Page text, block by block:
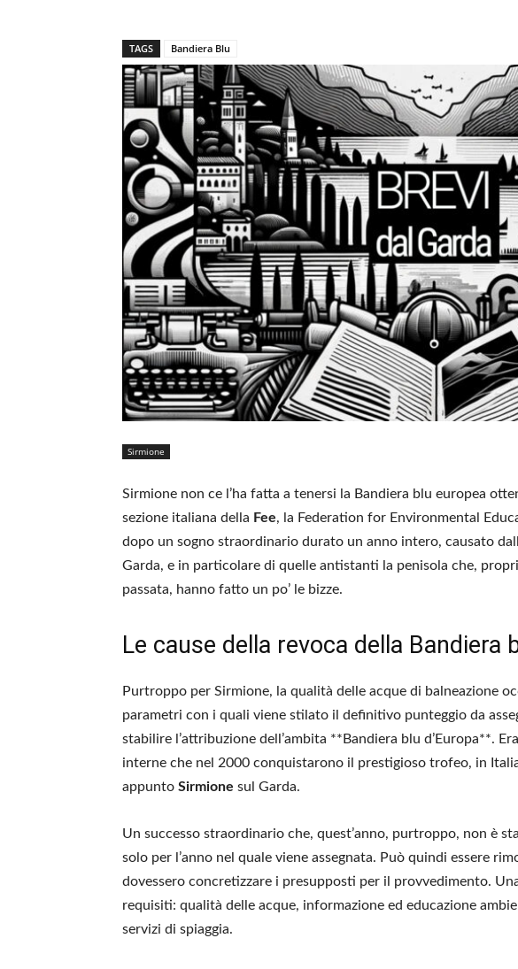
TAGS Bandiera Blu
Sirmione
Sirmione non ce l’ha fatta a tenersi la Bandiera blu europea
sezione italiana della Fee, la Federation for Environmental
dopo un sogno straordinario durato un anno intero, causato
Garda, e in particolare di quelle antistanti la penisola che,
passata, hanno fatto un po’ le bizze.
Le cause della revoca della Bandiera
Purtroppo per Sirmione, la qualità delle acque di balneazione
parametri con i quali viene stilato il definitivo punteggio da
stabilire l’attribuzione dell’ambita **Bandiera blu d’Europa**.
interne che nel 2000 conquistarono il prestigioso trofeo, in
appunto Sirmione sul Garda.
Un successo straordinario che, quest’anno, purtroppo, non è
solo per l’anno nel quale viene assegnata. Può quindi essere
dovessero concretizzare i presupposti per il provvedimento.
requisiti: qualità delle acque, informazione ed educazione
servizi di spiaggia.